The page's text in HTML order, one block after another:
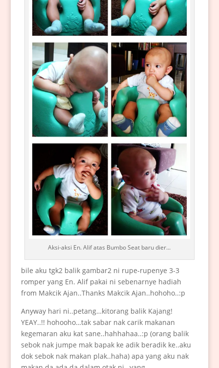
Aksi-aksi En. Alif atas Bumbo Seat baru dier...
bile aku tgk2 balik gambar2 ni rupe-rupenye 3-3
romper yang En. Alif pakai ni sebenarnye hadiah
from Makcik Ajan..Thanks Makcik Ajan..hohoho..:p
Anyway hari ni..petang…kitorang balik Kajang!
YEAY..!! hohooho…tak sabar nak carik makanan
kegemaran aku kat sane..hahhahaa..:p (orang balik
sebok nak jumpe mak bapak ke adik beradik ke..aku
dok sebok nak makan plak..haha) apa yang aku nak